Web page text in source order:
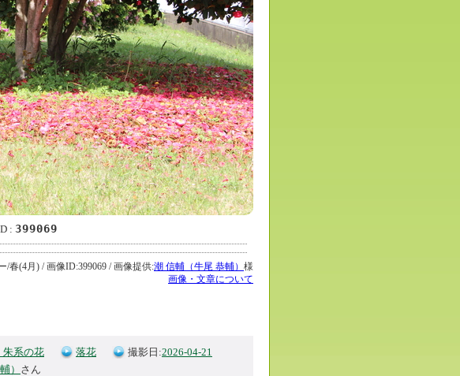
: 399069
/春(4月) / 画像ID:399069 / 画像提供:潮 信輔（牛尾 恭輔） 様
画像・文章について
朱系の花 落花 撮影日:2026-04-21
） さん